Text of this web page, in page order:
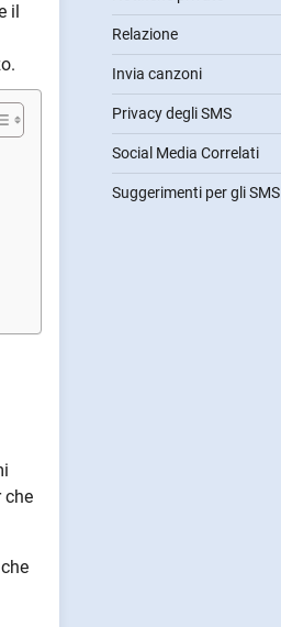
il
che
Relazione
Invia canzoni
Privacy degli SMS
Social Media Correlati
Suggerimenti per gli SMS